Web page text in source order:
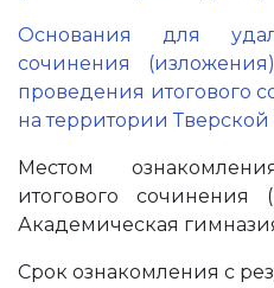
Основания для
сочинения
проведения итогового
на территории Тверской
Местом
итогового сочинения
Академическая
Срок ознакомления с